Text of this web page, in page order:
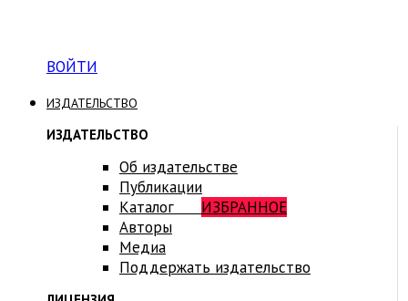
ВОЙТИ
ИЗДАТЕЛЬСТВО
ИЗДАТЕЛЬСТВО
Об издательстве
Публикации
Каталог ИЗБРАННОЕ
Авторы
Медиа
Поддержать издательство